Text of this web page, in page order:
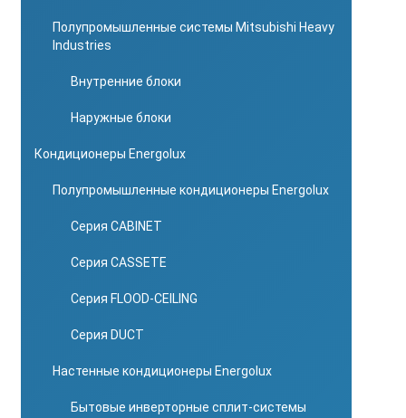
Полупромышленные системы Mitsubishi Heavy
Industries
Внутренние блоки
Наружные блоки
Кондиционеры Energolux
Полупромышленные кондиционеры Energolux
Серия CABINET
Серия CASSETE
Серия FLOOD-CEILING
Серия DUCT
Настенные кондиционеры Energolux
Бытовые инверторные сплит-системы